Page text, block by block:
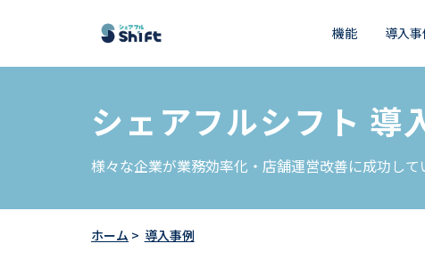
機能 導入事
シェアフルシフト 導
様々な企業が業務効率化・店舗運営改善に成功して
ホーム 導入事例